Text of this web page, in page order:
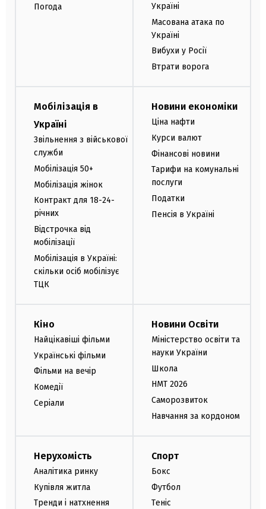
Погода
Україні
Масована атака по
Україні
Вибухи у Росії
Втрати ворога
Мобілізація в
Україні
Звільнення з військової
служби
Мобілізація 50+
Мобілізація жінок
Контракт для 18-24-
річних
Відстрочка від
мобілізації
Мобілізація в Україні:
скільки осіб мобілізує
ТЦК
Новини економіки
Ціна нафти
Курси валют
Фінансові новини
Тарифи на комунальні
послуги
Податки
Пенсія в Україні
Кіно
Найцікавіші фільми
Українські фільми
Фільми на вечір
Комедії
Серіали
Новини Освіти
Міністерство освіти та
науки України
Школа
НМТ 2026
Саморозвиток
Навчання за кордоном
Нерухомість
Аналітика ринку
Купівля житла
Тренди і натхнення
Спорт
Бокс
Футбол
Теніс